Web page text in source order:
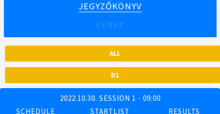
JEGYZŐKÖNYV
LENEX
ALL
D1
2022.10.30. SESSION 1 - 09:00
SCHEDULE
STARTLIST RESULTS